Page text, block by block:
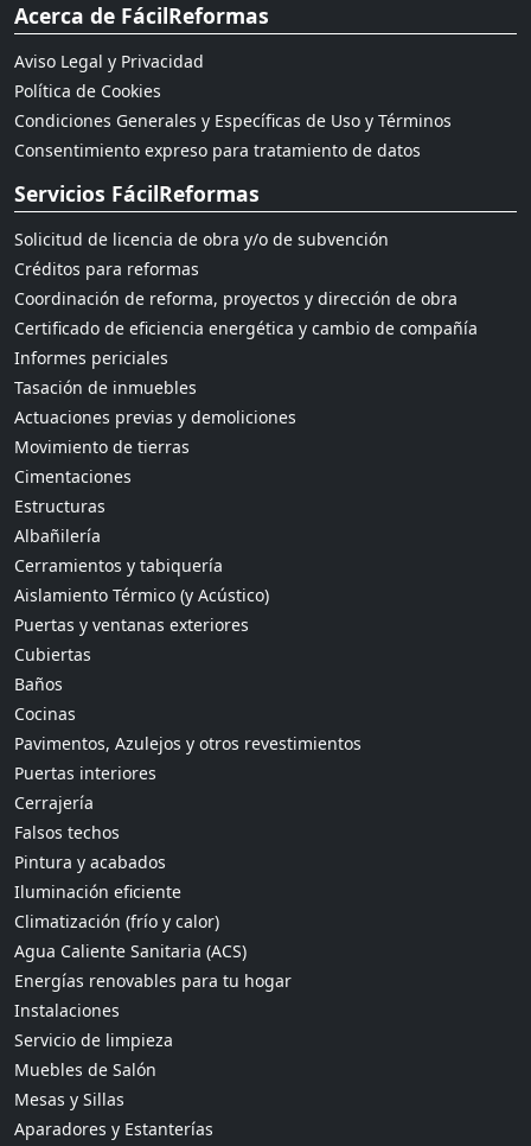
Acerca de FácilReformas
Aviso Legal y Privacidad
Política de Cookies
Condiciones Generales y Específicas de Uso y Términos
Consentimiento expreso para tratamiento de datos
Servicios FácilReformas
Solicitud de licencia de obra y/o de subvención
Créditos para reformas
Coordinación de reforma, proyectos y dirección de obra
Certificado de eficiencia energética y cambio de compañía
Informes periciales
Tasación de inmuebles
Actuaciones previas y demoliciones
Movimiento de tierras
Cimentaciones
Estructuras
Albañilería
Cerramientos y tabiquería
Aislamiento Térmico (y Acústico)
Puertas y ventanas exteriores
Cubiertas
Baños
Cocinas
Pavimentos, Azulejos y otros revestimientos
Puertas interiores
Cerrajería
Falsos techos
Pintura y acabados
Iluminación eficiente
Climatización (frío y calor)
Agua Caliente Sanitaria (ACS)
Energías renovables para tu hogar
Instalaciones
Servicio de limpieza
Muebles de Salón
Mesas y Sillas
Aparadores y Estanterías